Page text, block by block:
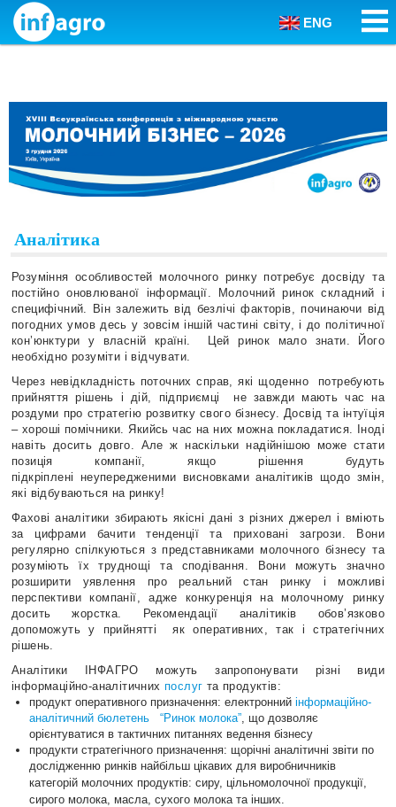
Skip to content
ENG
Аналітика
Розуміння особливостей молочного ринку потребує досвіду та
постійно оновлюваної інформації. Молочний ринок складний і
специфічний. Він залежить від безлічі факторів, починаючи від
погодних умов десь у зовсім іншій частині світу, і до політичної
кон’юнктури у власній країні. Цей ринок мало знати. Його
необхідно розуміти і відчувати.
Через невідкладність поточних справ, які щоденно потребують
прийняття рішень і дій, підприємці не завжди мають час на
роздуми про стратегію розвитку свого бізнесу. Досвід та інтуїція
– хороші помічники. Якийсь час на них можна покладатися. Іноді
навіть досить довго. Але ж наскільки надійнішою може стати
позиція компанії, якщо рішення будуть
підкріплені неупередженими висновками аналітиків щодо змін,
які відбуваються на ринку!
Фахові аналітики збирають якісні дані з різних джерел і вміють
за цифрами бачити тенденції та приховані загрози. Вони
регулярно спілкуються з представниками молочного бізнесу та
розуміють їх труднощі та сподівання. Вони можуть значно
розширити уявлення про реальний стан ринку і можливі
перспективи компанії, адже конкуренція на молочному ринку
досить жорстка. Рекомендації аналітиків обов’язково
допоможуть у прийнятті як оперативних, так і стратегічних
рішень.
Аналітики ІНФАГРО можуть запропонувати різні види
інформаційно-аналітичних послуг та продуктів:
продукт оперативного призначення: електронний інформаційно-
аналітичний бюлетень “Ринок молока”, що дозволяє
орієнтуватися в тактичних питаннях ведення бізнесу
продукти стратегічного призначення: щорічні аналітичні звіти по
дослідженню ринків найбільш цікавих для виробничників
категорій молочних продуктів: сиру, цільномолочної продукції,
сирого молока, масла, сухого молока та інших.